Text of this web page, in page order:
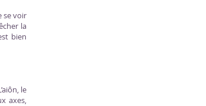
se voir
la
bien
le
axes,